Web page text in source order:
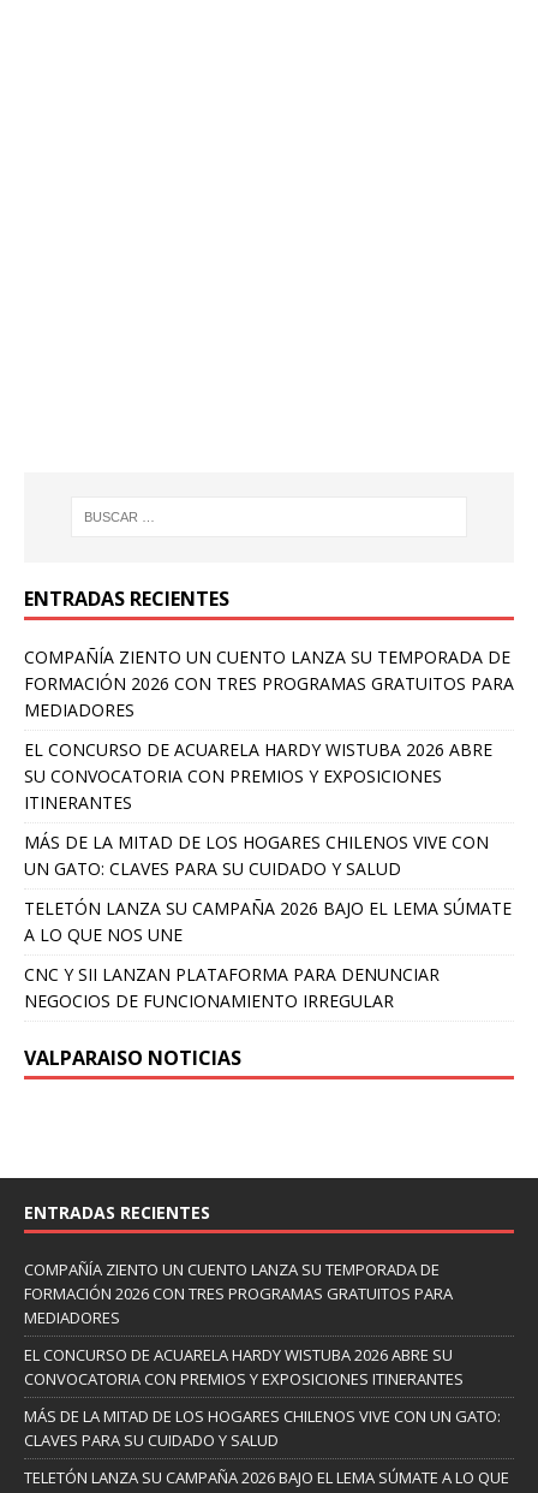
ENTRADAS RECIENTES
COMPAÑÍA ZIENTO UN CUENTO LANZA SU TEMPORADA DE
FORMACIÓN 2026 CON TRES PROGRAMAS GRATUITOS PARA
MEDIADORES
EL CONCURSO DE ACUARELA HARDY WISTUBA 2026 ABRE
SU CONVOCATORIA CON PREMIOS Y EXPOSICIONES
ITINERANTES
MÁS DE LA MITAD DE LOS HOGARES CHILENOS VIVE CON
UN GATO: CLAVES PARA SU CUIDADO Y SALUD
TELETÓN LANZA SU CAMPAÑA 2026 BAJO EL LEMA SÚMATE
A LO QUE NOS UNE
CNC Y SII LANZAN PLATAFORMA PARA DENUNCIAR
NEGOCIOS DE FUNCIONAMIENTO IRREGULAR
VALPARAISO NOTICIAS
ENTRADAS RECIENTES
COMPAÑÍA ZIENTO UN CUENTO LANZA SU TEMPORADA DE
FORMACIÓN 2026 CON TRES PROGRAMAS GRATUITOS PARA
MEDIADORES
EL CONCURSO DE ACUARELA HARDY WISTUBA 2026 ABRE SU
CONVOCATORIA CON PREMIOS Y EXPOSICIONES ITINERANTES
MÁS DE LA MITAD DE LOS HOGARES CHILENOS VIVE CON UN GATO:
CLAVES PARA SU CUIDADO Y SALUD
TELETÓN LANZA SU CAMPAÑA 2026 BAJO EL LEMA SÚMATE A LO QUE